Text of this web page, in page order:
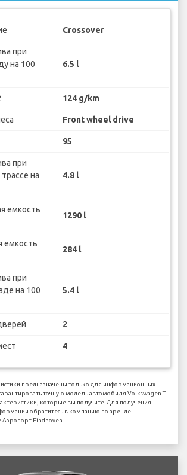
Crossover
при
на 100
6.5 l
124 g/km
Front wheel drive
95
при
на
4.8 l
емкость
1290 l
емкость
284 l
при
на 100
5.4 l
2
4
предназначены только для информационных
точную модель автомобиля Volkswagen T-
которые вы получите. Для получения
обратитесь в компанию по аренде
Аэропорт Eindhoven.